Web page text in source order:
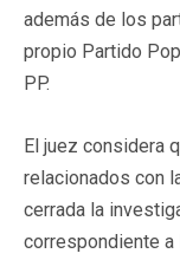
además de los
propio Partido
PP.
El juez considera
relacionados con
cerrada la
correspondiente